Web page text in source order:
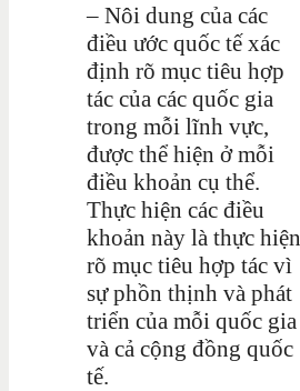
– Nôi dung của các
điều ước quốc tế xác
định rõ mục tiêu hợp
tác của các quốc gia
trong mỗi lĩnh vực,
được thể hiện ở mỗi
điều khoản cụ thể.
Thực hiện các điều
khoản này là thực hiện
rõ mục tiêu hợp tác vì
sự phồn thịnh và phát
triển của mỗi quốc gia
và cả cộng đồng quốc
tế.